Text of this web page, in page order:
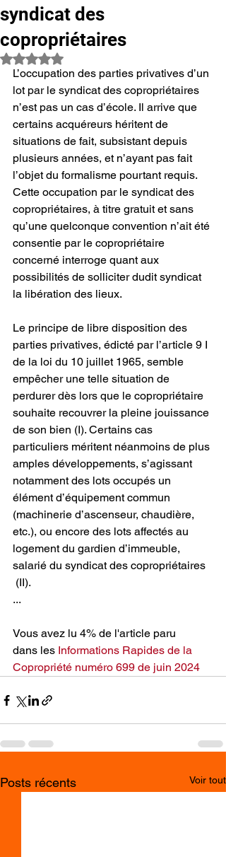
syndicat des
copropriétaires
Noté NaN étoiles sur 5.
L’occupation des parties privatives d’un
lot par le syndicat des copropriétaires
n’est pas un cas d’école. Il arrive que
certains acquéreurs héritent de
situations de fait, subsistant depuis
plusieurs années, et n’ayant pas fait
l’objet du formalisme pourtant requis.
Cette occupation par le syndicat des
copropriétaires, à titre gratuit et sans
qu’une quelconque convention n’ait été
consentie par le copropriétaire
concerné interroge quant aux
possibilités de solliciter dudit syndicat
la libération des lieux.
Le principe de libre disposition des
parties privatives, édicté par l’article 9 I
de la loi du 10 juillet 1965, semble
empêcher une telle situation de
perdurer dès lors que le copropriétaire
souhaite recouvrer la pleine jouissance
de son bien (I). Certains cas
particuliers méritent néanmoins de plus
amples développements, s’agissant
notamment des lots occupés un
élément d’équipement commun
(machinerie d’ascenseur, chaudière,
etc.), ou encore des lots affectés au
logement du gardien d’immeuble,
salarié du syndicat des copropriétaires
(II).
...
Vous avez lu 4% de l'article paru
dans les Informations Rapides de la
Copropriété numéro 699 de juin 2024
Posts récents Voir tout